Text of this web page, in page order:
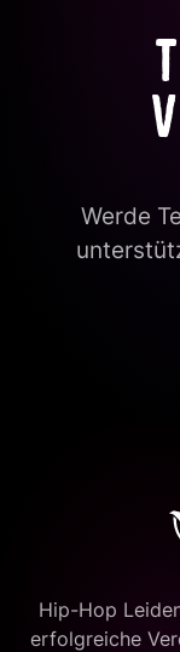
Werde
Hip-Hop
erfolgreiche